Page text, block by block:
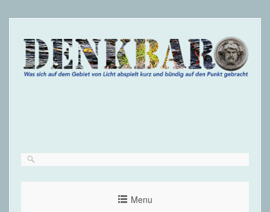
Menu